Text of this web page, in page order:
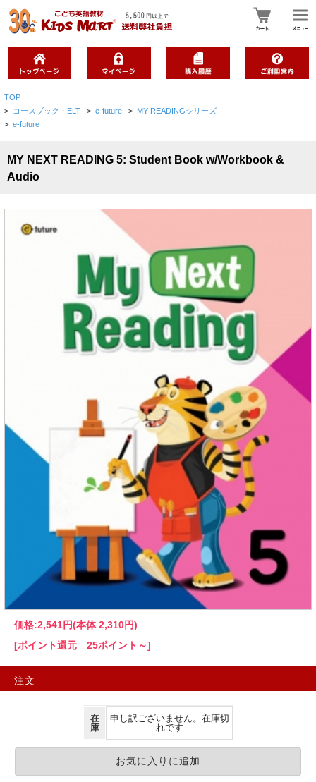
TOP
> コースブック・ELT > e-future > MY READINGシリーズ
> e-future
MY NEXT READING 5: Student Book w/Workbook &
Audio
価格:2,541円(本体 2,310円)
[ポイント還元 25ポイント～]
注文
在
庫
申し訳ございません。在庫切
れです